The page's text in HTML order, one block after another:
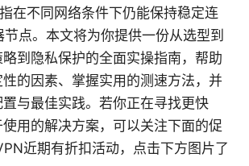
在不同网络条件下仍能保持稳定连
点。本文将为你提供一份从选型到
到隐私保护的全面实操指南，帮助
的因素、掌握实用的测速方法，并
与最佳实践。若你正在寻找更快
用的解决方案，可以关注下面的促
近期有折扣活动，点击下方图片了